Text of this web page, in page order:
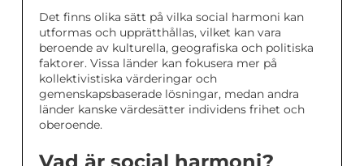
Det finns olika sätt på vilka social harmoni kan
utformas och upprätthållas, vilket kan vara
beroende av kulturella, geografiska och politiska
faktorer. Vissa länder kan fokusera mer på
kollektivistiska värderingar och
gemenskapsbaserade lösningar, medan andra
länder kanske värdesätter individens frihet och
oberoende.